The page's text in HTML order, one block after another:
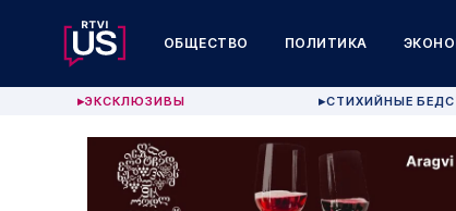
ОБЩЕСТВО ПОЛИТИКА
▶ЭКСКЛЮЗИВЫ ▶СТИХИЙНЫЕ